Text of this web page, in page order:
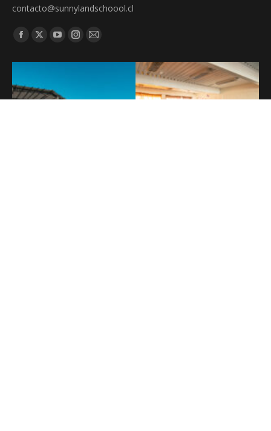
contacto@sunnylandschoool.cl
Find us on: